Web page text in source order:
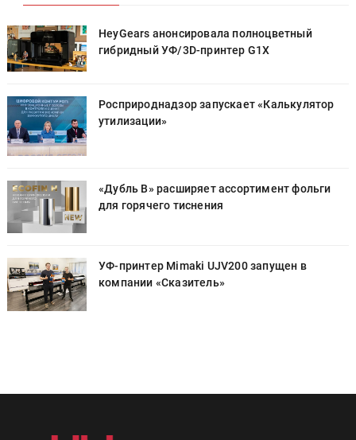
HeyGears анонсировала полноцветный
гибридный УФ/3D-принтер G1X
Росприроднадзор запускает «Калькулятор
утилизации»
«Дубль В» расширяет ассортимент фольги
для горячего тиснения
УФ-принтер Mimaki UJV200 запущен в
компании «Сказитель»